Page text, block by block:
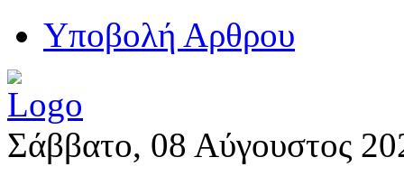
Yποβολή Αρθρου
Σάββατο, 08 Αύγουστος